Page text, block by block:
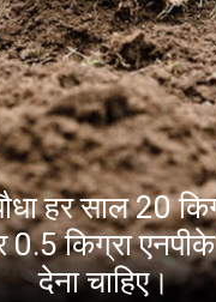
हर साल 20
किग्रा
देना चाहिए।